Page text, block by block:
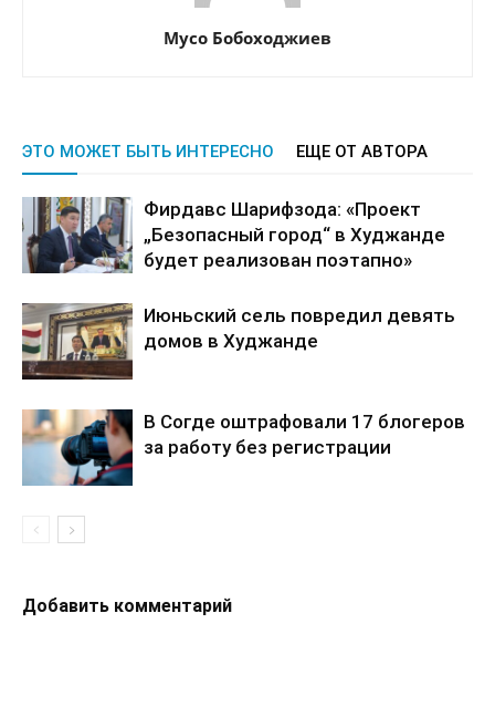
Мусо Бобоходжиев
ЭТО МОЖЕТ БЫТЬ ИНТЕРЕСНО ЕЩЕ ОТ АВТОРА
Фирдавс Шарифзода: «Проект
„Безопасный город“ в Худжанде
будет реализован поэтапно»
Июньский сель повредил девять
домов в Худжанде
В Согде оштрафовали 17 блогеров
за работу без регистрации
Добавить комментарий